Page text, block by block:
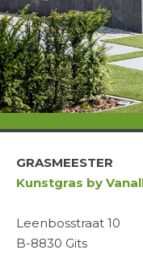
GRASMEESTER
Kunstgras by
Leenbosstraat 10
B-8830 Gits